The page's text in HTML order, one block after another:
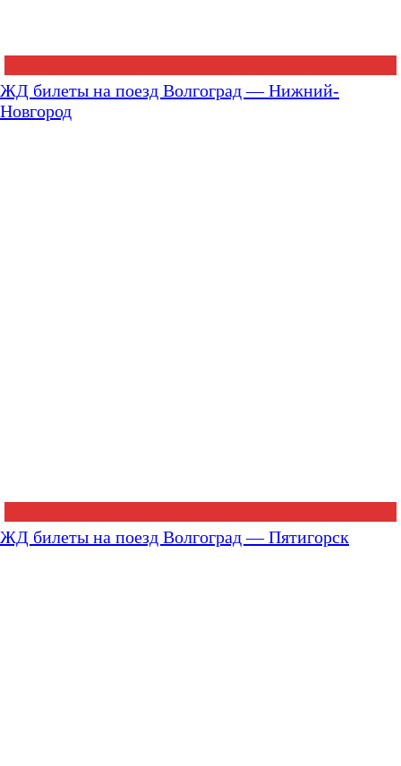
ЖД билеты на поезд Волгоград — Нижний-
Новгород
ЖД билеты на поезд Волгоград — Пятигорск